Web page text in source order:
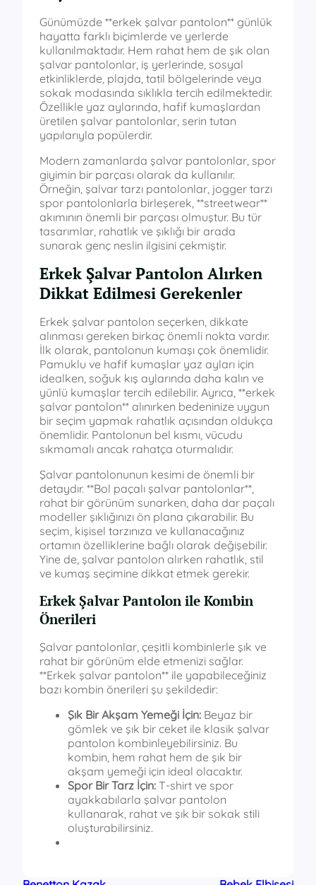
Günümüzde **erkek şalvar pantolon** günlük
hayatta farklı biçimlerde ve yerlerde
kullanılmaktadır. Hem rahat hem de şık olan
şalvar pantolonlar, iş yerlerinde, sosyal
etkinliklerde, plajda, tatil bölgelerinde veya
sokak modasında sıklıkla tercih edilmektedir.
Özellikle yaz aylarında, hafif kumaşlardan
üretilen şalvar pantolonlar, serin tutan
yapılarıyla popülerdir.
Modern zamanlarda şalvar pantolonlar, spor
giyimin bir parçası olarak da kullanılır.
Örneğin, şalvar tarzı pantolonlar, jogger tarzı
spor pantolonlarla birleşerek, **streetwear**
akımının önemli bir parçası olmuştur. Bu tür
tasarımlar, rahatlık ve şıklığı bir arada
sunarak genç neslin ilgisini çekmiştir.
Erkek Şalvar Pantolon Alırken
Dikkat Edilmesi Gerekenler
Erkek şalvar pantolon seçerken, dikkate
alınması gereken birkaç önemli nokta vardır.
İlk olarak, pantolonun kumaşı çok önemlidir.
Pamuklu ve hafif kumaşlar yaz ayları için
idealken, soğuk kış aylarında daha kalın ve
yünlü kumaşlar tercih edilebilir. Ayrıca, **erkek
şalvar pantolon** alınırken bedeninize uygun
bir seçim yapmak rahatlık açısından oldukça
önemlidir. Pantolonun bel kısmı, vücudu
sıkmamalı ancak rahatça oturmalıdır.
Şalvar pantolonunun kesimi de önemli bir
detaydır. **Bol paçalı şalvar pantolonlar**,
rahat bir görünüm sunarken, daha dar paçalı
modeller şıklığınızı ön plana çıkarabilir. Bu
seçim, kişisel tarzınıza ve kullanacağınız
ortamın özelliklerine bağlı olarak değişebilir.
Yine de, şalvar pantolon alırken rahatlık, stil
ve kumaş seçimine dikkat etmek gerekir.
Erkek Şalvar Pantolon ile Kombin
Önerileri
Şalvar pantolonlar, çeşitli kombinlerle şık ve
rahat bir görünüm elde etmenizi sağlar.
**Erkek şalvar pantolon** ile yapabileceğiniz
bazı kombin önerileri şu şekildedir:
Şık Bir Akşam Yemeği İçin: Beyaz bir
gömlek ve şık bir ceket ile klasik şalvar
pantolon kombinleyebilirsiniz. Bu
kombin, hem rahat hem de şık bir
akşam yemeği için ideal olacaktır.
Spor Bir Tarz İçin: T-shirt ve spor
ayakkabılarla şalvar pantolon
kullanarak, rahat ve şık bir sokak stili
oluşturabilirsiniz.